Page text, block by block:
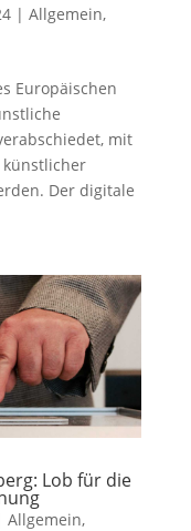
| Allgemein,
Europäischen
mit
Der digitale
Lob für die
Allgemein,